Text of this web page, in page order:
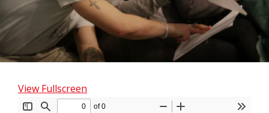
View Fullscreen